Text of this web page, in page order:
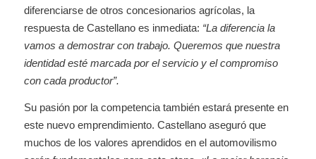
diferenciarse de otros concesionarios agrícolas, la
respuesta de Castellano es inmediata: “La diferencia la
vamos a demostrar con trabajo. Queremos que nuestra
identidad esté marcada por el servicio y el compromiso
con cada productor”.
Su pasión por la competencia también estará presente en
este nuevo emprendimiento. Castellano aseguró que
muchos de los valores aprendidos en el automovilismo